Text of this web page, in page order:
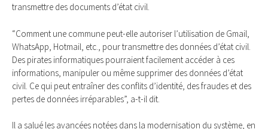
transmettre des documents d’état civil.
“Comment une commune peut-elle autoriser l’utilisation de Gmail,
WhatsApp, Hotmail, etc., pour transmettre des données d’état civil.
Des pirates informatiques pourraient facilement accéder à ces
informations, manipuler ou même supprimer des données d’état
civil. Ce qui peut entraîner des conflits d’identité, des fraudes et des
pertes de données irréparables”, a-t-il dit.
Il a salué les avancées notées dans la modernisation du système, en